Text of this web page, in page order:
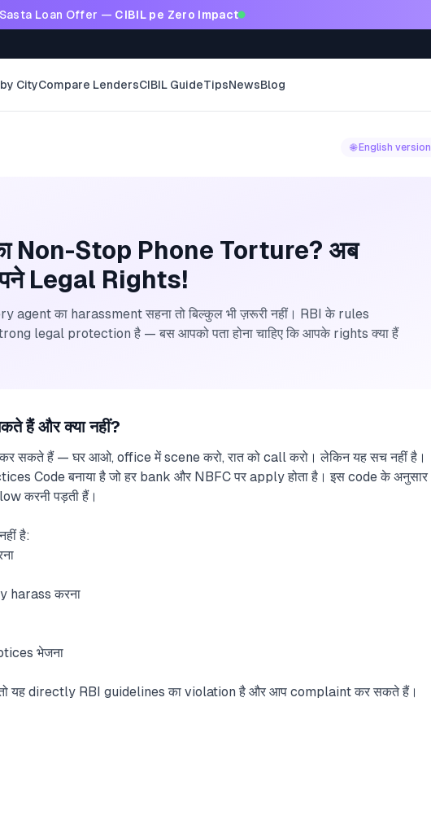
Loan Offer — CIBIL pe Zero Impact
CityCompare LendersCIBIL GuideTipsNewsBlog
🌐 English version
Non-Stop Phone Torture? अब
Legal Rights!
agent का harassment सहना तो बिल्कुल भी ज़रूरी नहीं। RBI के rules
legal protection है — बस आपको पता होना चाहिए कि आपके rights क्या हैं
हैं और क्या नहीं?
सकते हैं — घर आओ, office में scene करो, रात को call करो। लेकिन यह सच नहीं है।
Code बनाया है जो हर bank और NBFC पर apply होता है। इस code के अनुसार
करनी पड़ती हैं।
है:
harass करना
भेजना
यह directly RBI guidelines का violation है और आप complaint कर सकते हैं।